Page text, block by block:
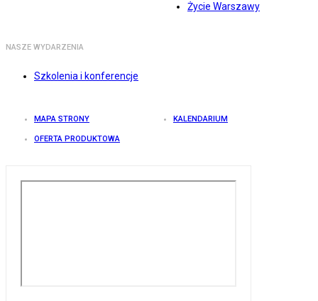
Życie Warszawy
NASZE WYDARZENIA
Szkolenia i konferencje
MAPA STRONY KALENDARIUM
OFERTA PRODUKTOWA